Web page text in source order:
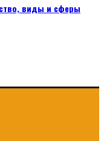
виды и сферы